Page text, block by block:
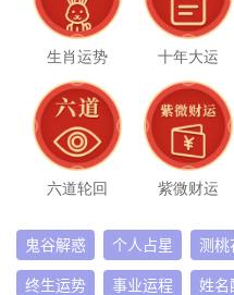
生肖运势 十年大运
六道轮回 紫微财运
鬼谷解惑 个人占星 测桃
终生运势 事业运程 姓名